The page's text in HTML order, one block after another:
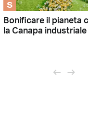
S
Bonificare il pianeta
la Canapa industriale